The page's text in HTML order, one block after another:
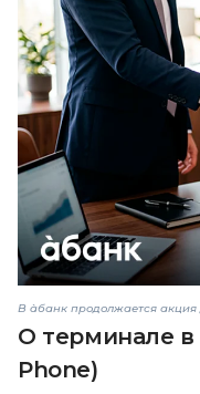
В àбанк продолжается
О терминале
Phone)